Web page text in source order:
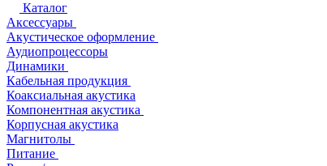
Каталог
Аксессуары
Акустическое оформление
Аудиопроцессоры
Динамики
Кабельная продукция
Коаксиальная акустика
Компонентная акустика
Корпусная акустика
Магнитолы
Питание